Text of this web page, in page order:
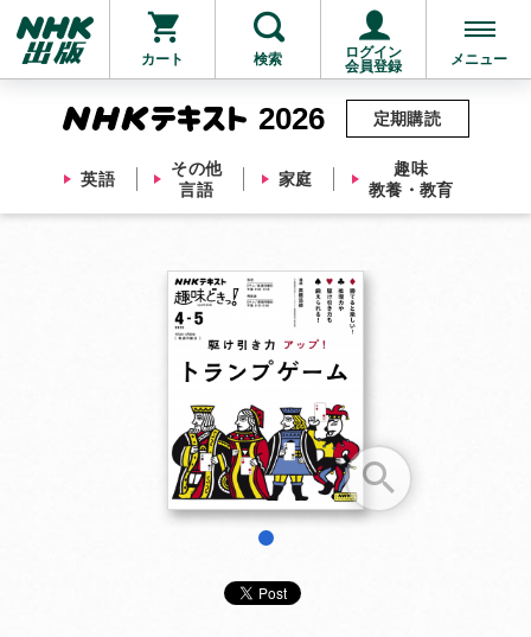
カート 検索
ログイン
会員登録
メニュー
2026
英語
その他
言語
家庭
趣味
教養・教育
定期購読
他にも商品を買う